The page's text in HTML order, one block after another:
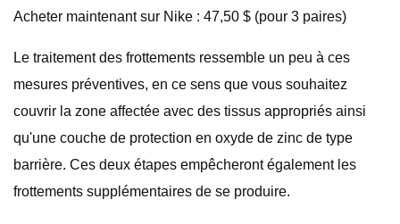
Acheter maintenant sur Nike : 47,50 $ (pour 3 paires)
Le traitement des frottements ressemble un peu à ces
mesures préventives, en ce sens que vous souhaitez
couvrir la zone affectée avec des tissus appropriés ainsi
qu'une couche de protection en oxyde de zinc de type
barrière. Ces deux étapes empêcheront également les
frottements supplémentaires de se produire.